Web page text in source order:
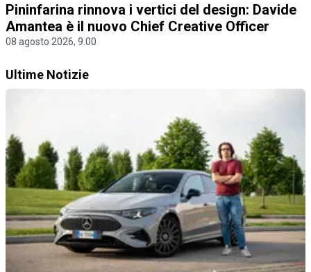
Pininfarina rinnova i vertici del design: Davide
Amantea è il nuovo Chief Creative Officer
08 agosto 2026, 9.00
Ultime Notizie